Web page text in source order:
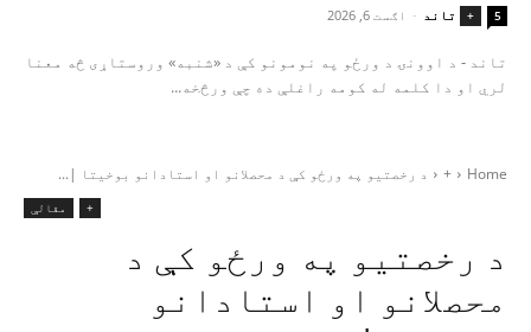
+ تاند - اګست 6, 2026 5
تاند - د اوونۍ د ورځو په نومونو کې د «شنبه» وروستاړی څه معنا
لري او دا کلمه له کومه راغلې ده چې ورڅخه...